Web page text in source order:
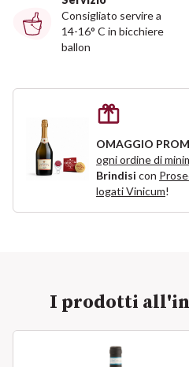
REGIONE
Borgogna
Emilia Romagna
Lombardia
Ripasso
Sforzato di Valtellina
Soave
Dealcolati
Consigliato servire a
14-16° C in bicchiere
ballon
OMAGGIO
ogni ordine di
Brindisi con
logati Vinicum!
I prodotti